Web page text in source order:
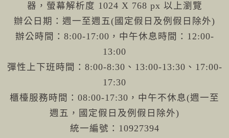
器，螢幕解析度 1024 X 768 px 以上瀏覽
辦公日期：週一至週五(國定假日及例假日除外)
辦公時間：8:00-17:00，中午休息時間：12:00-
13:00
彈性上下班時間：8:00-8:30、13:00-13:30、17:00-
17:30
櫃檯服務時間：08:00-17:30，中午不休息(週一至
週五，國定假日及例假日除外)
統一編號：10927394